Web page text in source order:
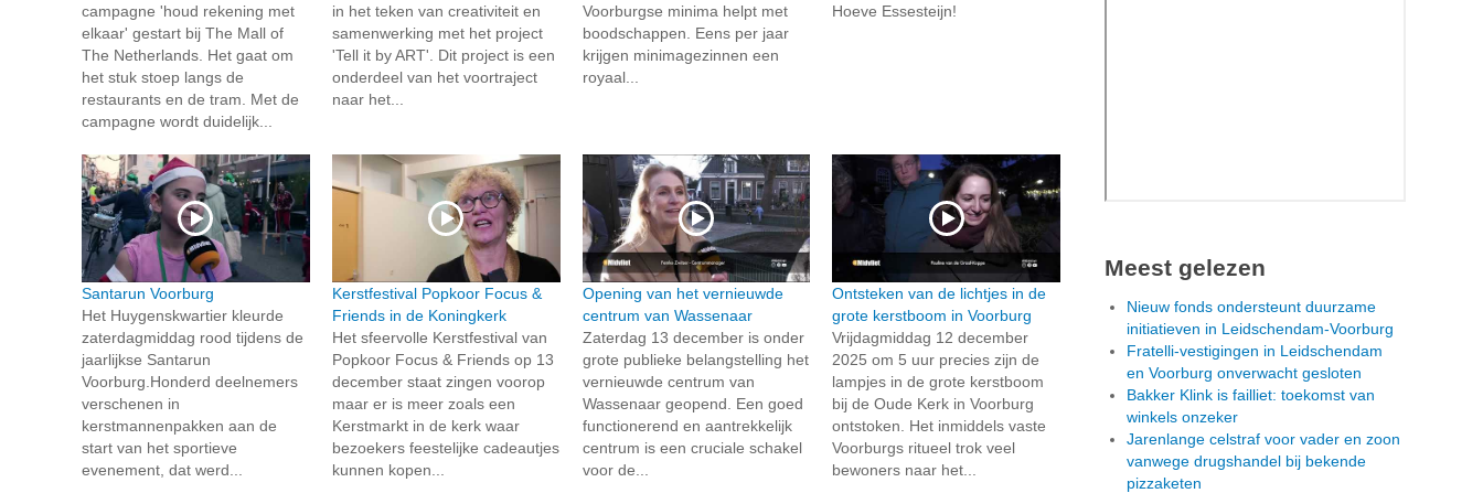
campagne 'houd rekening met
elkaar' gestart bij The Mall of
The Netherlands. Het gaat om
het stuk stoep langs de
restaurants en de tram. Met de
campagne wordt duidelijk...
in het teken van creativiteit en
samenwerking met het project
'Tell it by ART'. Dit project is een
onderdeel van het voortraject
naar het...
Voorburgse minima helpt met
boodschappen. Eens per jaar
krijgen minimagezinnen een
royaal...
Hoeve Essesteijn!
Santarun Voorburg
Het Huygenskwartier kleurde
zaterdagmiddag rood tijdens de
jaarlijkse Santarun
Voorburg.Honderd deelnemers
verschenen in
kerstmannenpakken aan de
start van het sportieve
evenement, dat werd...
Kerstfestival Popkoor Focus &
Friends in de Koningkerk
Het sfeervolle Kerstfestival van
Popkoor Focus & Friends op 13
december staat zingen voorop
maar er is meer zoals een
Kerstmarkt in de kerk waar
bezoekers feestelijke cadeautjes
kunnen kopen...
Opening van het vernieuwde
centrum van Wassenaar
Zaterdag 13 december is onder
grote publieke belangstelling het
vernieuwde centrum van
Wassenaar geopend. Een goed
functionerend en aantrekkelijk
centrum is een cruciale schakel
voor de...
Ontsteken van de lichtjes in de
grote kerstboom in Voorburg
Vrijdagmiddag 12 december
2025 om 5 uur precies zijn de
lampjes in de grote kerstboom
bij de Oude Kerk in Voorburg
ontstoken. Het inmiddels vaste
Voorburgs ritueel trok veel
bewoners naar het...
Meest gelezen
Nieuw fonds ondersteunt duurzame
initiatieven in Leidschendam-Voorburg
Fratelli-vestigingen in Leidschendam
en Voorburg onverwacht gesloten
Bakker Klink is failliet: toekomst van
winkels onzeker
Jarenlange celstraf voor vader en zoon
vanwege drugshandel bij bekende
pizzaketen